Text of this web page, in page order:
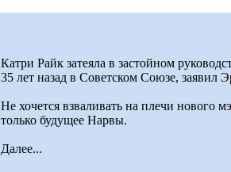
Катри Райк затеяла в застойном
35 лет назад в Советском Союзе, заявил
Не хочется взваливать на плечи нового
только будущее Нарвы.
Далее...